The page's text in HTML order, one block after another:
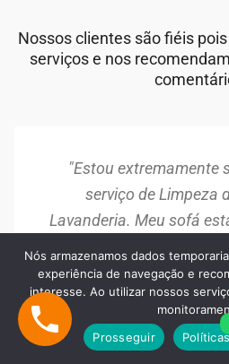
Nossos clientes são fiéis
serviços e nos
"Estou extremamente
serviço de Limpeza
Lavanderia. Meu sofá
antigas e parecia
limpeza, ele ficou como
muito profissional e o
minhas expectativas.
Nós armazenamos dados
experiência de navegação e
interesse. Ao utilizar nossos
Prosseguir